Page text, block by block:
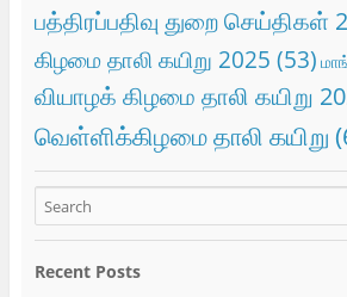
பத்திரப்பதிவு துறை செய்திகள்
கிழமை தாலி கயிறு 2025 (53)
வியாழக் கிழமை தாலி கயிறு
வெள்ளிக்கிழமை தாலி கயிறு
Recent Posts